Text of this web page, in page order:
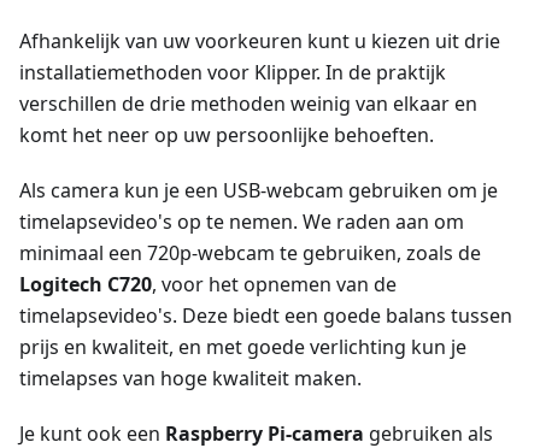
Afhankelijk van uw voorkeuren kunt u kiezen uit drie
installatiemethoden voor Klipper. In de praktijk
verschillen de drie methoden weinig van elkaar en
komt het neer op uw persoonlijke behoeften.
Als camera kun je een USB-webcam gebruiken om je
timelapsevideo's op te nemen. We raden aan om
minimaal een 720p-webcam te gebruiken, zoals de
Logitech C720, voor het opnemen van de
timelapsevideo's. Deze biedt een goede balans tussen
prijs en kwaliteit, en met goede verlichting kun je
timelapses van hoge kwaliteit maken.
Je kunt ook een Raspberry Pi-camera gebruiken als